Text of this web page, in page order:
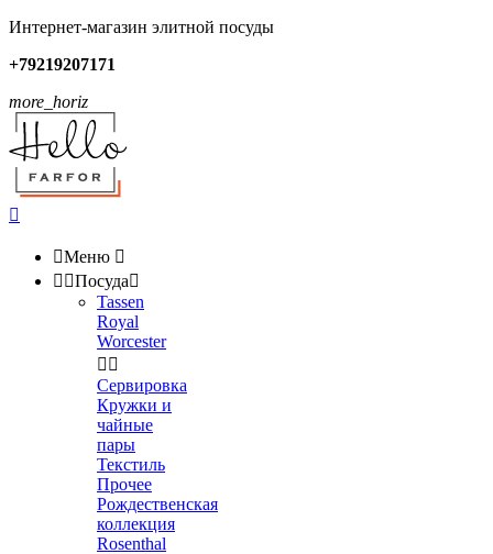
Интернет-магазин элитной посуды
+79219207171
more_horiz

Меню 
 Посуда
Tassen
Royal
Worcester
 
Сервировка
Кружки и
чайные
пары
Текстиль
Прочее
Рождественская
коллекция
Rosenthal